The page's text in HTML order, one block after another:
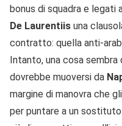
bonus di squadra e legati
De Laurentiis una
contratto: quella anti-
Intanto, una cosa sembra
dovrebbe muoversi da
margine di manovra che
per puntare a un